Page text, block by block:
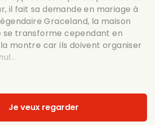
il fait sa demande en mariage à
Graceland, la maison
se transforme cependant en
montre car ils doivent organiser
Je veux regarder